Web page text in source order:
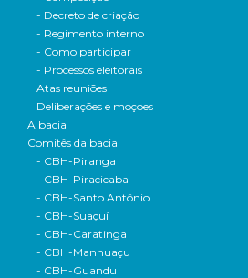
- Decreto de criação
- Regimento interno
- Como participar
- Processos eleitorais
Atas reuniões
Deliberações e moçoes
A bacia
Comitês da bacia
- CBH-Piranga
- CBH-Piracicaba
- CBH-Santo Antônio
- CBH-Suaçuí
- CBH-Caratinga
- CBH-Manhuaçu
- CBH-Guandu